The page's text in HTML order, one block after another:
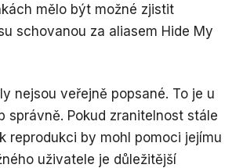
mělo být možné zjistit
schovanou za aliasem Hide My
nejsou veřejně popsané. To je u
správně. Pokud zranitelnost stále
reprodukci by mohl pomoci jejímu
uživatele je důležitější